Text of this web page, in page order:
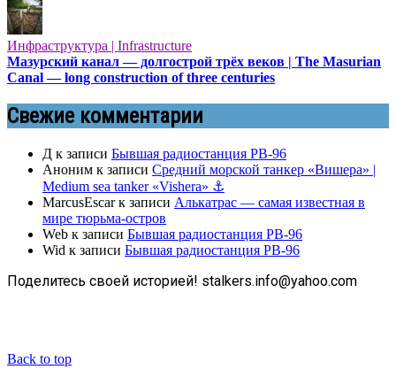
Инфраструктура | Infrastructure
Мазурский канал — долгострой трёх веков | The Masurian
Canal — long construction of three centuries
Свежие комментарии
Д к записи Бывшая радиостанция РВ-96
Аноним к записи Средний морской танкер «Вишера» |
Medium sea tanker «Vishera» ⚓
MarcusEscarк записи Алькатрас — самая известная в
мире тюрьма-остров
Web к записи Бывшая радиостанция РВ-96
Wid к записи Бывшая радиостанция РВ-96
Поделитесь своей историей! stalkers.info@yahoo.com
Back to top